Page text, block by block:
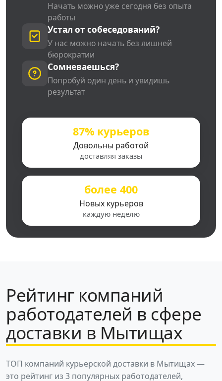
Начать можно уже сегодня без опыта
работы
Устал от собеседований?
У нас можно начать без лишней
бюрократии
Сомневаешься?
Попробуй один день и увидишь
результат
87% курьеров
Довольны работой
доставляя заказы
более 400
Новых курьеров
каждую неделю
Рейтинг компаний
работодателей в сфере
доставки в Мытищах
ТОП компаний курьерской доставки в Мытищах —
это рейтинг из 3 популярных работодателей,